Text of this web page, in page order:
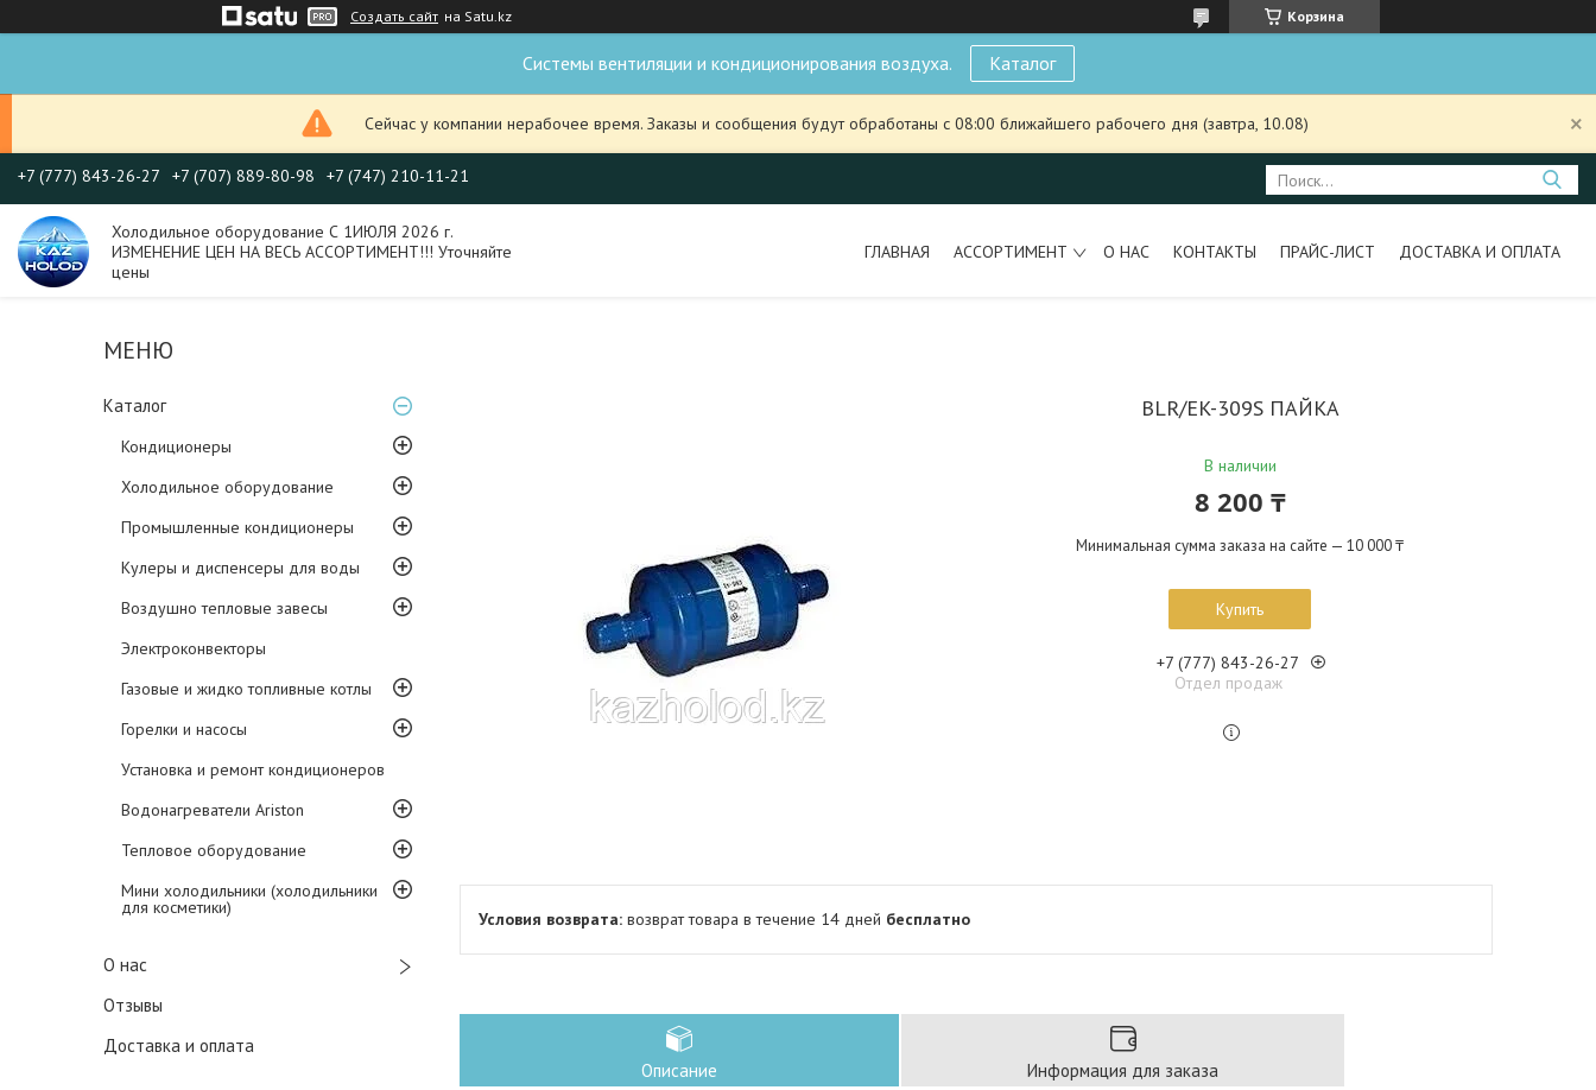
Создать сайт на Satu.kz Корзина
Системы вентиляции и кондиционирования воздуха. Каталог
Сейчас у компании нерабочее время. Заказы и сообщения будут обработаны с 08:00 ближайшего рабочего дня (завтра, 10.08)
+7 (777) 843-26-27 +7 (707) 889-80-98 +7 (747) 210-11-21
Холодильное оборудование С 1ИЮЛЯ 2026 г.
ИЗМЕНЕНИЕ ЦЕН НА ВЕСЬ АССОРТИМЕНТ!!! Уточняйте
цены
ГЛАВНАЯ АССОРТИМЕНТ О НАС КОНТАКТЫ ПРАЙС-ЛИСТ ДОСТАВКА И ОПЛАТА
Каталог
Кондиционеры
Холодильное оборудование
Промышленные кондиционеры
Кулеры и диспенсеры для воды
Воздушно тепловые завесы
Электроконвекторы
Газовые и жидко топливные котлы
Горелки и насосы
Установка и ремонт кондиционеров
Водонагреватели Ariston
Тепловое оборудование
Мини холодильники (холодильники
для косметики)
О нас
Отзывы
Доставка и оплата
BLR/EK-309S ПАЙКА
В наличии
8 200 ₸
Минимальная сумма заказа на сайте — 10 000 ₸
Купить
+7 (777) 843-26-27
Отдел продаж
возврат товара в течение 14 дней бесплатно
Описание Информация для заказа